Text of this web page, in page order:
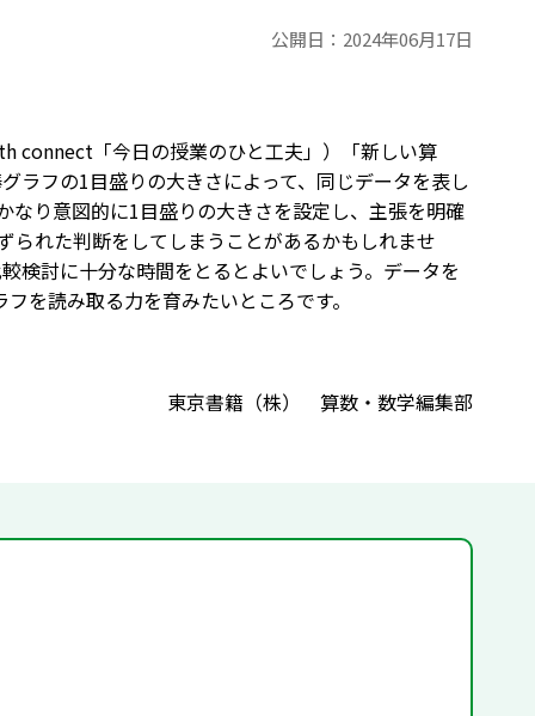
公開日： 2024年06月17日
connect「今日の授業のひと工夫」）「新しい算
ラフの1目盛りの大きさによって、同じデータを表し
なり意図的に1目盛りの大きさを設定し、主張を明確
られた判断をしてしまうことがあるかもしれませ
検討に十分な時間をとるとよいでしょう。データを
を読み取る力を育みたいところです。
東京書籍（株） 算数・数学編集部